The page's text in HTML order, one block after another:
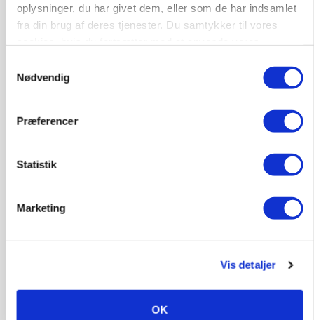
oplysninger, du har givet dem, eller som de har indsamlet
fra din brug af deres tjenester. Du samtykker til vores
Nødvendig
Præferencer
Statistik
Marketing
Vis detaljer
OK
Rørlægger / håndmand søges til
dræn/entreprenørarbejde.
Anlæg Kloak
4690, Haslev 06. aug.
Godstransport
4700, Næstved 03. aug.